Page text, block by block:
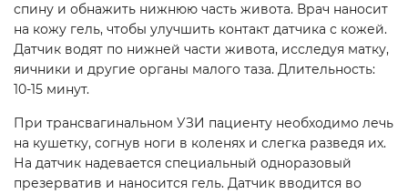
спину и обнажить нижнюю часть живота. Врач наносит
на кожу гель, чтобы улучшить контакт датчика с кожей.
Датчик водят по нижней части живота, исследуя матку,
яичники и другие органы малого таза. Длительность:
10-15 минут.
При трансвагинальном УЗИ пациенту необходимо лечь
на кушетку, согнув ноги в коленях и слегка разведя их.
На датчик надевается специальный одноразовый
презерватив и наносится гель. Датчик вводится во